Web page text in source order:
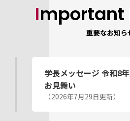
重要なお知ら
学⻑メッセージ 令和8
お⾒舞い
（2026年7月29日更新）